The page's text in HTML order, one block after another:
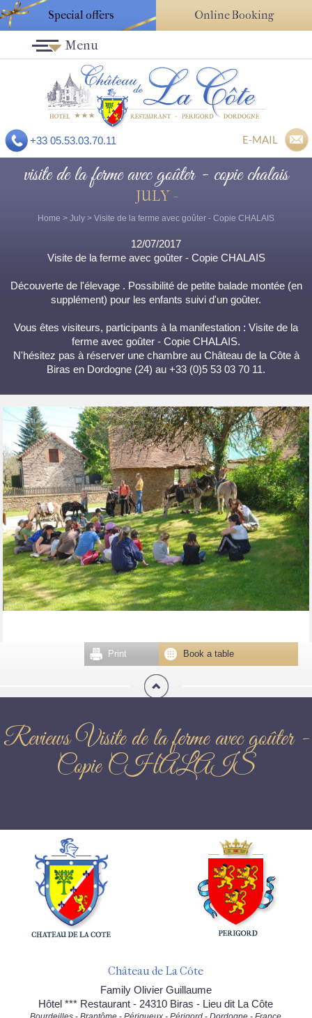
Special offers Online Booking
+33 05.53.03.70.11 E-MAIL
Menu
visite de la ferme avec goûter - copie chalais
JULY -
Home > July > Visite de la ferme avec goûter - Copie CHALAIS
12/07/2017
Visite de la ferme avec goûter - Copie CHALAIS
Découverte de l'élevage . Possibilité de petite balade montée (en
supplément) pour les enfants suivi d'un goûter.
Vous êtes visiteurs, participants à la manifestation : Visite de la
ferme avec goûter - Copie CHALAIS.
N'hésitez pas à réserver une chambre au Château de la Côte à
Biras en Dordogne (24) au +33 (0)5 53 03 70 11.
Book a table
Print
Reviews Visite de la ferme avec goûter -
Copie CHALAIS
Château de La Côte
Family Olivier Guillaume
Hôtel *** Restaurant - 24310 Biras - Lieu dit La Côte